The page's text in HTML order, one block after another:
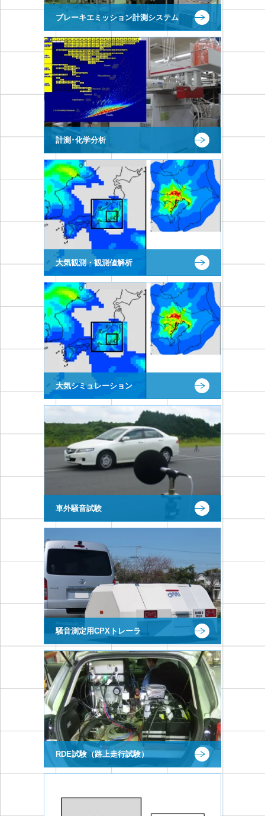
ブレーキエミッション計測システム
計測･化学分析
大気観測・観測値解析
大気シミュレーション
車外騒音試験
騒音測定用CPXトレーラ
RDE試験（路上走行試験）